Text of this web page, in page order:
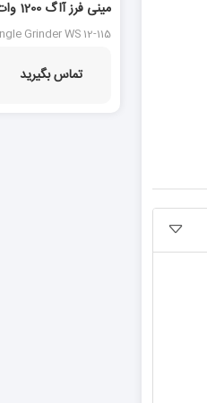
115
Grinder WS 12-115
تماس بگیرید